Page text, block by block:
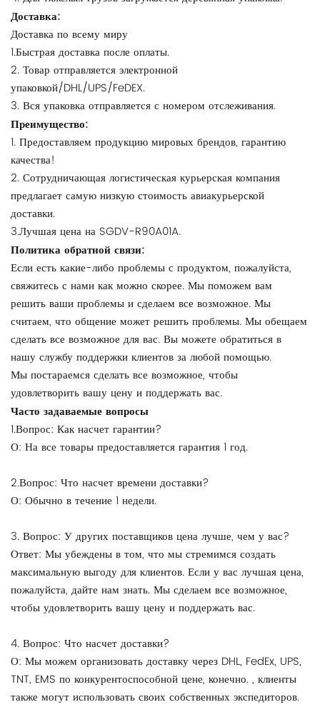
Доставка:
Доставка по всему миру
1.Быстрая доставка после оплаты.
2. Товар отправляется электронной
упаковкой/DHL/UPS/FeDEX.
3. Вся упаковка отправляется с номером отслеживания.
Преимущество:
1. Предоставляем продукцию мировых брендов, гарантию
качества!
2. Сотрудничающая логистическая курьерская компания
предлагает самую низкую стоимость авиакурьерской
доставки.
3.Лучшая цена на SGDV-R90A01A.
Политика обратной связи:
Если есть какие-либо проблемы с продуктом, пожалуйста,
свяжитесь с нами как можно скорее. Мы поможем вам
решить ваши проблемы и сделаем все возможное. Мы
считаем, что общение может решить проблемы. Мы обещаем
сделать все возможное для вас. Вы можете обратиться в
нашу службу поддержки клиентов за любой помощью.
Мы постараемся сделать все возможное, чтобы
удовлетворить вашу цену и поддержать вас.
Часто задаваемые вопросы
1.Вопрос: Как насчет гарантии?
О: На все товары предоставляется гарантия 1 год.
2.Вопрос: Что насчет времени доставки?
О: Обычно в течение 1 недели.
3. Вопрос: У других поставщиков цена лучше, чем у вас?
Ответ: Мы убеждены в том, что мы стремимся создать
максимальную выгоду для клиентов. Если у вас лучшая цена,
пожалуйста, дайте нам знать. Мы сделаем все возможное,
чтобы удовлетворить вашу цену и поддержать вас.
4. Вопрос: Что насчет доставки?
О: Мы можем организовать доставку через DHL, FedEx, UPS,
TNT, EMS по конкурентоспособной цене, конечно. , клиенты
также могут использовать своих собственных экспедиторов.